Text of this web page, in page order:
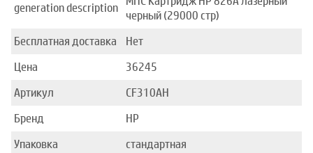
generation description
черный (29000 стр)
Бесплатная доставка
Нет
Цена
36245
Артикул
CF310AH
Бренд
HP
Упаковка
стандартная